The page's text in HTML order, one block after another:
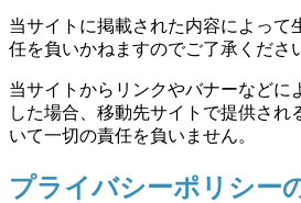
当サイトに掲載された内容によって
任を負いかねますのでご了承くださ
当サイトからリンクやバナーなどに
した場合、移動先サイトで提供され
いて一切の責任を負いません。
プライバシーポリシー